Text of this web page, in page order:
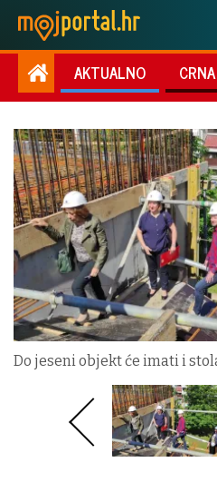
AKTUALNO
Do jeseni objekt će imati i